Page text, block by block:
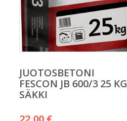
JUOTOSBETONI
FESCON JB 600/3 25 KG
SÄKKI